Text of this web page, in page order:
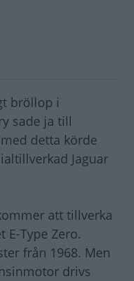
bröllop i
sade ja till
detta körde
Jaguar
att tillverka
Type Zero.
från 1968. Men
drivs